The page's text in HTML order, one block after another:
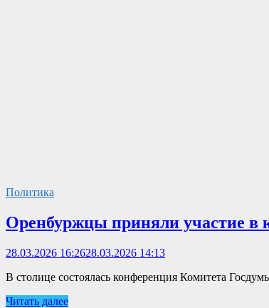
Политика
Оренбуржцы приняли участие в
28.03.2026 16:2628.03.2026 14:13
В столице состоялась конференция Комитета
Читать далее